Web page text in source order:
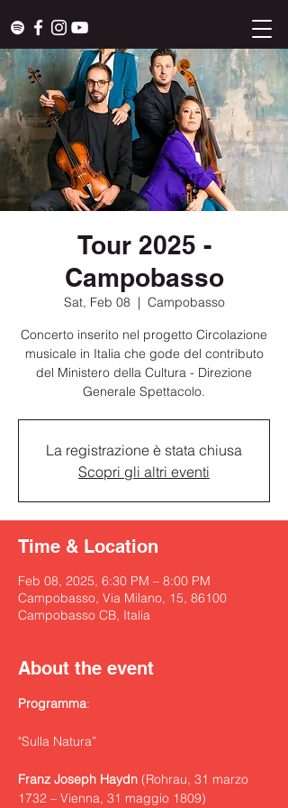
Tour 2025 -
Campobasso
Sat, Feb 08
  |
Campobasso
Concerto inserito nel progetto Circolazione
musicale in Italia che gode del contributo
del Ministero della Cultura - Direzione
Generale Spettacolo.
La registrazione è stata chiusa
Scopri gli altri eventi
Time & Location
Feb 08, 2025, 6:30 PM – 8:00 PM
Campobasso, Via Milano, 15, 86100
Campobasso CB, Italia
About the event
Programma:
"Sulla Natura”
Franz Joseph Haydn (Rohrau, 31 marzo
1732 – Vienna, 31 maggio 1809)